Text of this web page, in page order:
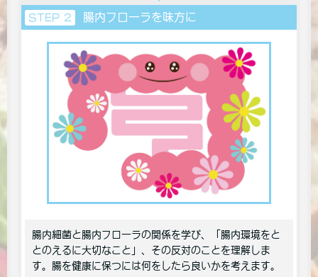
STEP 2 腸内フローラを味方に
腸内細菌と腸内フローラの関係を学び、「腸内環境をと
とのえるに大切なこと」、その反対のことを理解しま
す。腸を健康に保つには何をしたら良いかを考えます。